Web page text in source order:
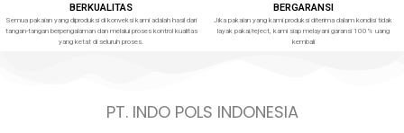
BERKUALITAS
Semua pakaian yang diproduksi di konveksi kami adalah hasil dari
tangan-tangan berpengalaman dan melalui proses kontrol kualitas
yang ketat di seluruh proses.
BERGARANSI
Jika pakaian yang kami produksi diterima dalam kondisi tidak
layak pakai/reject, kami siap melayani garansi 100% uang
kembali
PT. INDO POLS INDONESIA